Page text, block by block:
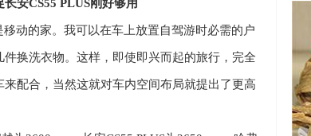
长安CS55 PLUS刚好够用
动的家。我可以在车上放置自驾游时必需的户
换洗衣物。这样，即使即兴而起的旅行，完全
配合，当然这就对车内空间布局就提出了更高